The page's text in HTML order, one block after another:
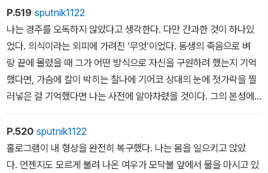
P.519 sputnik1122
나는 경주를 오독하지 않았다고 생각한다. 다만 간과한 것이 하나있
었다. 의식이라는 외피에 가려진 ‘무엇‘이었다. 동생의 죽음으로 벼
랑 끝에 몰렸을 때 그가 어떤 방식으로 자신을 구원하려 했는지 기억
했다면, 가슴에 칼이 박히는 찰나에 기어코 상대의 눈에 젓가락을 찔
러넣은 걸 기억했다면 나는 사전에 알아차렸을 것이다. 그의 본성에
웅크리고 있는 ‘무엇‘이 무엇인지.
견디고 맞서고 끝내 이겨내려는 욕망이었다. 나는 이 욕망에 야성이
라는 이름을 붙였다. 이는 어쩌면 신이 인간 본성에 부여한 특별한 성
질일지도 몰랐다. 스스로 봉인을 풀고 깨어나야 한다는 점에서 자
P.520 sputnik1122
홀로그램이 내 형상을 완전히 복구했다. 나는 몸을 일으키고 앉았
다. 언젠지도 모르게 불려 나온 여우가 모닥불 앞에서 물을 마시고 있